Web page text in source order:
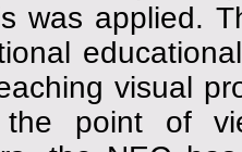
was applied.
visual
the point of